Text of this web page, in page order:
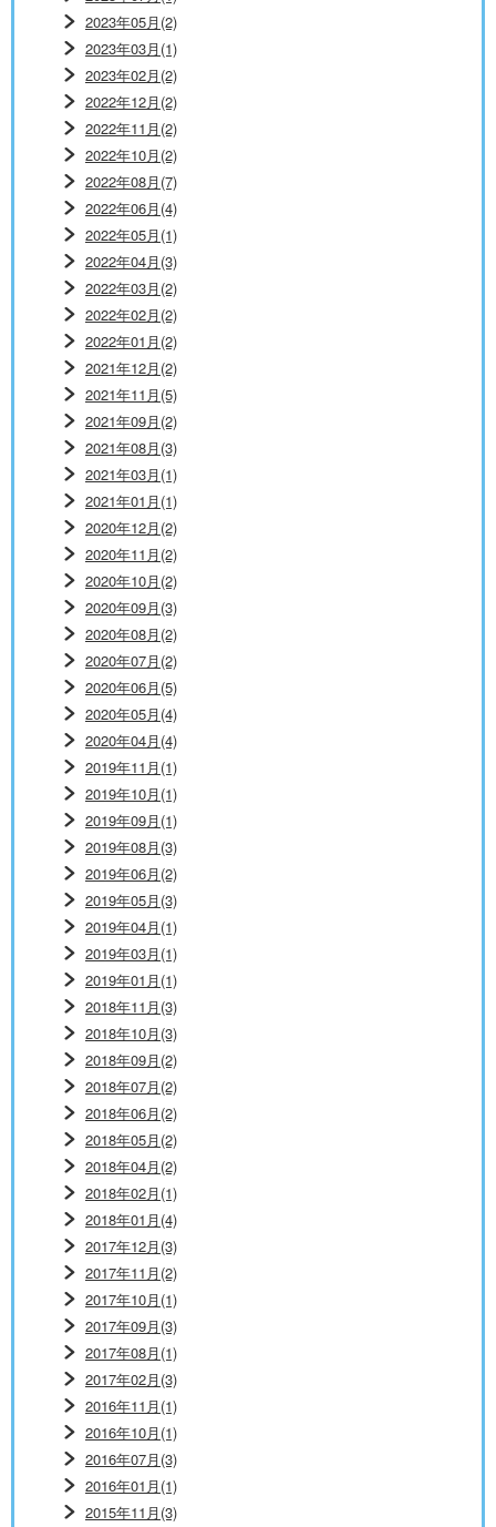
2023年05月(2)
2023年03月(1)
2023年02月(2)
2022年12月(2)
2022年11月(2)
2022年10月(2)
2022年08月(7)
2022年06月(4)
2022年05月(1)
2022年04月(3)
2022年03月(2)
2022年02月(2)
2022年01月(2)
2021年12月(2)
2021年11月(5)
2021年09月(2)
2021年08月(3)
2021年03月(1)
2021年01月(1)
2020年12月(2)
2020年11月(2)
2020年10月(2)
2020年09月(3)
2020年08月(2)
2020年07月(2)
2020年06月(5)
2020年05月(4)
2020年04月(4)
2019年11月(1)
2019年10月(1)
2019年09月(1)
2019年08月(3)
2019年06月(2)
2019年05月(3)
2019年04月(1)
2019年03月(1)
2019年01月(1)
2018年11月(3)
2018年10月(3)
2018年09月(2)
2018年07月(2)
2018年06月(2)
2018年05月(2)
2018年04月(2)
2018年02月(1)
2018年01月(4)
2017年12月(3)
2017年11月(2)
2017年10月(1)
2017年09月(3)
2017年08月(1)
2017年02月(3)
2016年11月(1)
2016年10月(1)
2016年07月(3)
2016年01月(1)
2015年11月(3)